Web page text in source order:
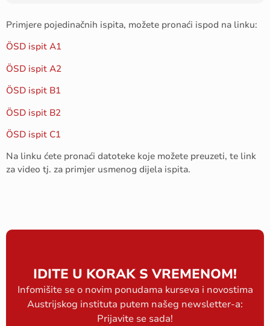
Primjere pojedinačnih ispita, možete pronaći ispod na linku:
ÖSD ispit A1
ÖSD ispit A2
ÖSD ispit B1
ÖSD ispit B2
ÖSD ispit C1
Na linku ćete pronaći datoteke koje možete preuzeti, te link
za video tj. za primjer usmenog dijela ispita.
IDITE U KORAK S VREMENOM!
Infomišite se o novim ponudama kurseva i novostima
Austrijskog instituta putem našeg newsletter-a:
Prijavite se sada!